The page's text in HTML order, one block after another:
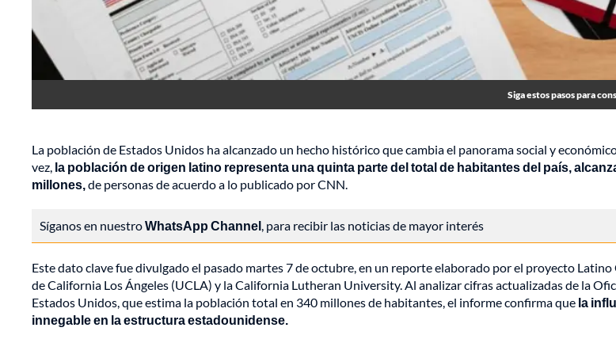
Siga estos pasos para
La población de Estados Unidos ha alcanzado un hecho histórico que cambia el panorama social y
vez, la población de origen latino representa una quinta parte del total de habitantes del país,
millones,de personas de acuerdo a lo publicado por CNN.
Síganos en nuestroWhatsApp Channel, para recibir las noticias de mayor interés
Este dato clave fue divulgado el pasado martes 7 de octubre, en un reporte elaborado por el proyecto Latino
de California Los Ángeles (UCLA) y la California Lutheran University. Al analizar cifras actualizadas de la
Estados Unidos, que estima la población total en 340 millones de habitantes, el informe confirma que la
innegable en la estructura estadounidense.